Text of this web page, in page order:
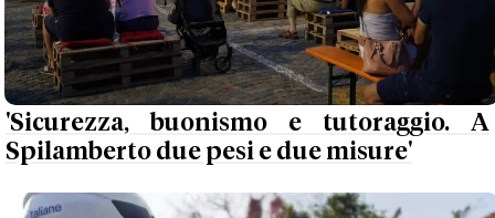
'Sicurezza, buonismo e tutoraggio. A
Spilamberto due pesi e due misure'